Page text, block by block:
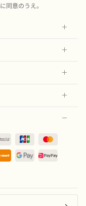
に同意のうえ。